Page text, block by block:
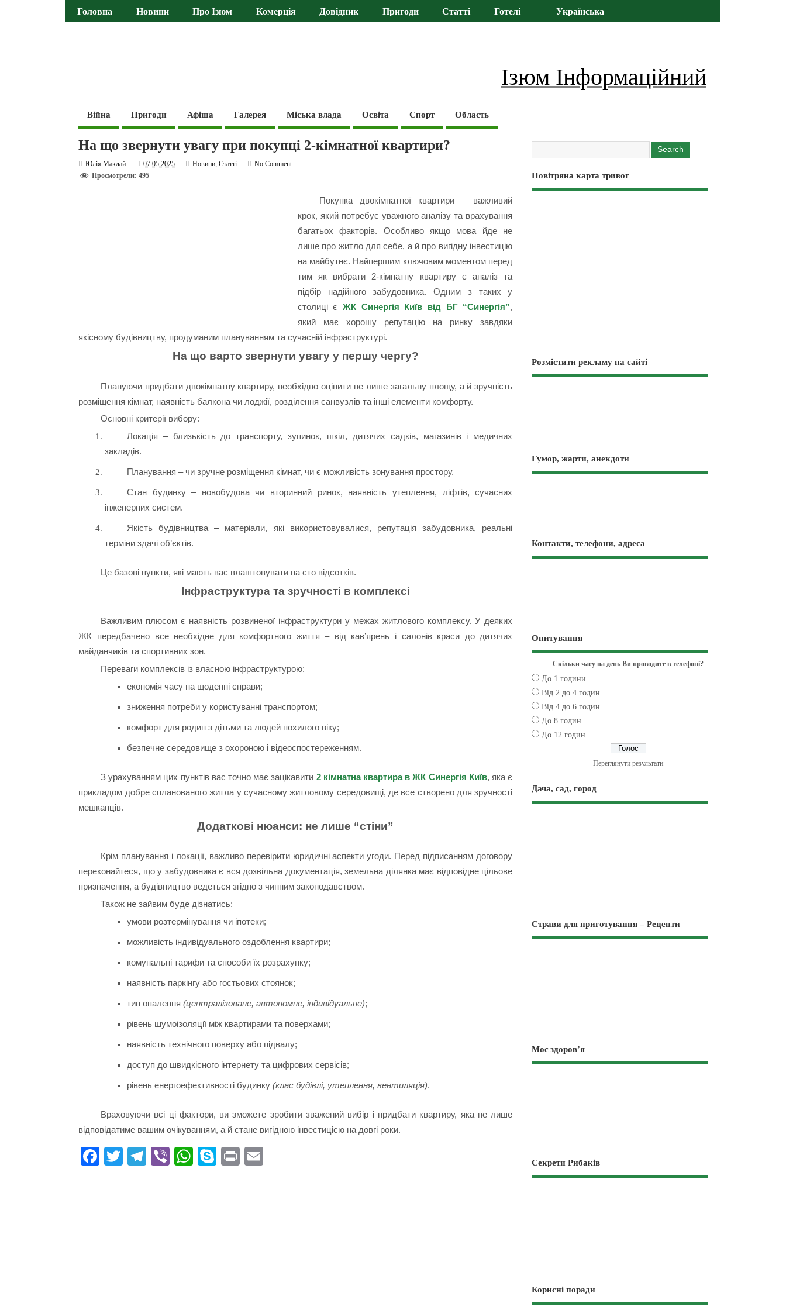
Головна Новини Про Ізюм Комерція Довідник Пригоди Статті Готелі Українська
Ізюм Інформаційний
Війна Пригоди Афіша Галерея Міська влада Освіта Спорт Область
На що звернути увагу при покупці 2-кімнатної квартири?
Юлія Маклай 07.05.2025 Новини,Статті
No Comment
Просмотрели: 495
Покупка двокімнатної квартири – важливий
крок, який потребує уважного аналізу та врахування
багатьох факторів. Особливо якщо мова йде не
лише про житло для себе, а й про вигідну інвестицію
на майбутнє. Найпершим ключовим моментом перед
тим як вибрати 2-кімнатну квартиру є аналіз та
підбір надійного забудовника. Одним з таких у
столиці єЖК Синергія Київ від БГ “Синергія”,
який має хорошу репутацію на ринку завдяки
якісному будівництву, продуманим плануванням та сучасній інфраструктурі.
На що варто звернути увагу у першу чергу?
Плануючи придбати двокімнатну квартиру, необхідно оцінити не лише загальну площу, а й зручність
розміщення кімнат, наявність балкона чи лоджії, розділення санвузлів та інші елементи комфорту.
Основні критерії вибору:
Локація – близькість до транспорту, зупинок, шкіл, дитячих садків, магазинів і медичних
закладів.
Планування – чи зручне розміщення кімнат, чи є можливість зонування простору.
Стан будинку – новобудова чи вторинний ринок, наявність утеплення, ліфтів, сучасних
інженерних систем.
Якість будівництва – матеріали, які використовувалися, репутація забудовника, реальні
терміни здачі об’єктів.
Це базові пункти, які мають вас влаштовувати на сто відсотків.
Інфраструктура та зручності в комплексі
Важливим плюсом є наявність розвиненої інфраструктури у межах житлового комплексу. У деяких
ЖК передбачено все необхідне для комфортного життя – від кав’ярень і салонів краси до дитячих
майданчиків та спортивних зон.
Переваги комплексів із власною інфраструктурою:
економія часу на щоденні справи;
зниження потреби у користуванні транспортом;
комфорт для родин з дітьми та людей похилого віку;
безпечне середовище з охороною і відеоспостереженням.
З урахуванням цих пунктів вас точно має зацікавити 2 кімнатна квартира в ЖК Синергія Київ, яка є
прикладом добре спланованого житла у сучасному житловому середовищі, де все створено для зручності
мешканців.
Додаткові нюанси: не лише “стіни”
Крім планування і локації, важливо перевірити юридичні аспекти угоди. Перед підписанням договору
переконайтеся, що у забудовника є вся дозвільна документація, земельна ділянка має відповідне цільове
призначення, а будівництво ведеться згідно з чинним законодавством.
Також не зайвим буде дізнатись:
умови розтермінування чи іпотеки;
можливість індивідуального оздоблення квартири;
комунальні тарифи та способи їх розрахунку;
наявність паркінгу або гостьових стоянок;
тип опалення (централізоване, автономне, індивідуальне);
рівень шумоізоляції між квартирами та поверхами;
наявність технічного поверху або підвалу;
доступ до швидкісного інтернету та цифрових сервісів;
рівень енергоефективності будинку (клас будівлі, утеплення, вентиляція).
Враховуючи всі ці фактори, ви зможете зробити зважений вибір і придбати квартиру, яка не лише
відповідатиме вашим очікуванням, а й стане вигідною інвестицією на довгі роки.
Fa T
Te Vi
W
S
Pr
Повітряна карта тривог
Розмістити рекламу на сайті
Гумор, жарти, анекдоти
Контакти, телефони, адреса
Опитування
Скільки часу на день Ви проводите в телефоні?
До 1 години
Від 2 до 4 годин
Від 4 до 6 годин
До 8 годин
До 12 годин
Переглянути результати
Дача, сад, город
Страви для приготування – Рецепти
Моє здоров’я
Секрети Рибаків
Корисні поради